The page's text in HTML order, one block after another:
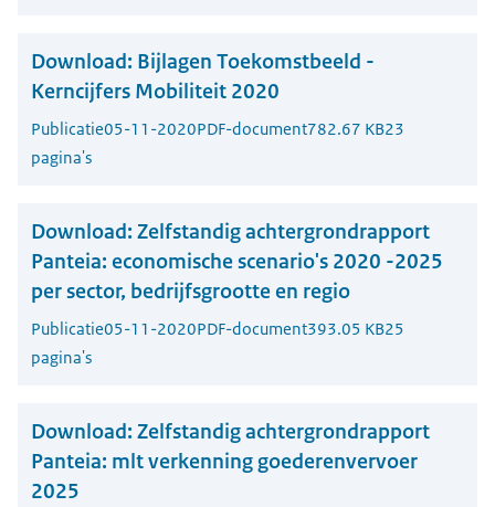
Download: Bijlagen Toekomstbeeld -
Kerncijfers Mobiliteit 2020
Publicatie05-11-2020PDF-document782.67 KB23
pagina's
Download: Zelfstandig achtergrondrapport
Panteia: economische scenario's 2020 -2025
per sector, bedrijfsgrootte en regio
Publicatie05-11-2020PDF-document393.05 KB25
pagina's
Download: Zelfstandig achtergrondrapport
Panteia: mlt verkenning goederenvervoer
2025